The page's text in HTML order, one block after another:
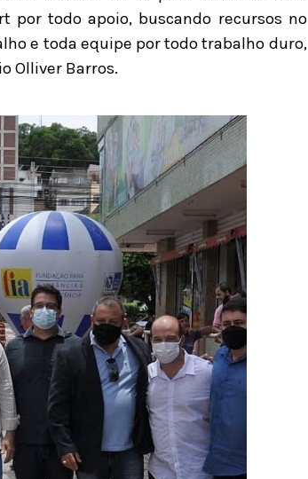
por todo apoio, buscando recursos no
e toda equipe por todo trabalho duro,
Olliver Barros.